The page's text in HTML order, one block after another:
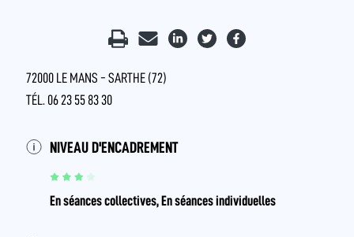
72000 LE MANS - SARTHE (72)
TÉL. 06 23 55 83 30
NIVEAU D'ENCADREMENT
En séances collectives, En séances individuelles